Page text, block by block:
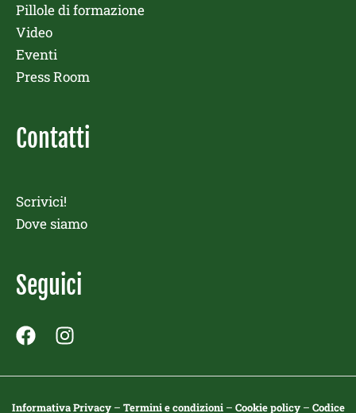
Pillole di formazione
Video
Eventi
Press Room
Contatti
Scrivici!
Dove siamo
Seguici
F
c
e
I
s
Informativa Privacy– Termini e condizioni– Cookie policy– Codice